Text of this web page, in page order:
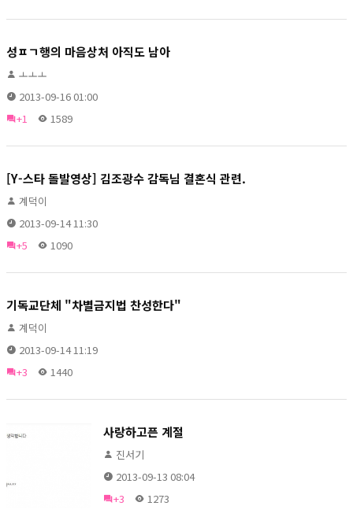
성ㅍㄱ행의 마음상처 아직도 남아
ㅗㅗㅗ
2013-09-16 01:00
+1
1589
[Y-스타 돌발영상] 김조광수 감독님 결혼식 관련.
계덕이
2013-09-14 11:30
+5
1090
기독교단체 "차별금지법 찬성한다"
계덕이
2013-09-14 11:19
+3
1440
사랑하고픈 계절
진서기
2013-09-13 08:04
+3
1273